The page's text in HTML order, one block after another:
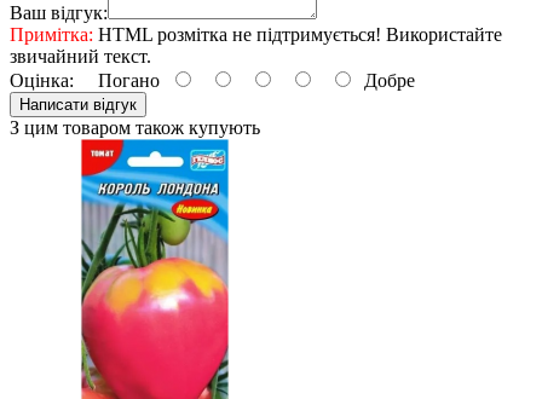
Ваш відгук:
Примітка: HTML розмітка не підтримується! Використайте
звичайний текст.
Оцінка: Погано Добре
Написати відгук
З цим товаром також купують